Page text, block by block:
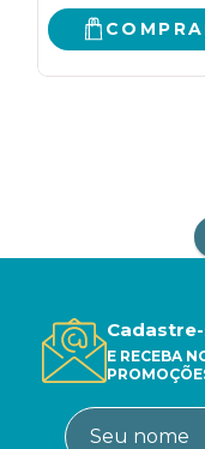
E RECEBA